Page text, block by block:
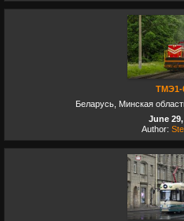
ТМЭ1-
Беларусь, Минская
June 29,
Author: